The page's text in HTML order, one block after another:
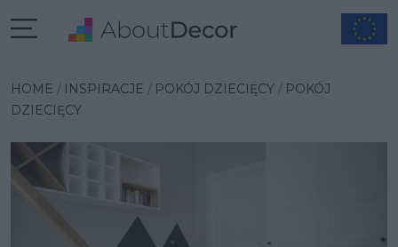
HOME INSPIRACJE POKÓJ DZIECIĘCY
POKÓJ
DZIECIĘCY